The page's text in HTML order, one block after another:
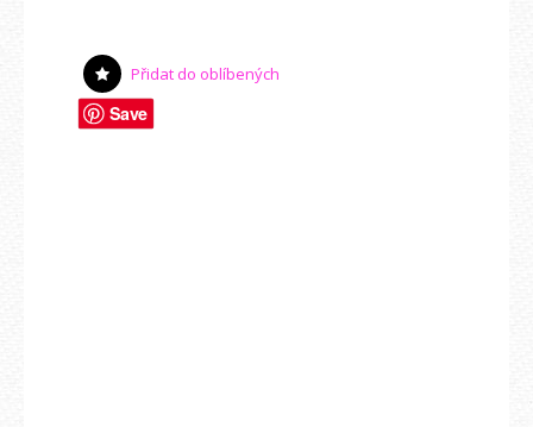
Přidat do oblíbených
Save